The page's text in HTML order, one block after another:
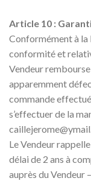
Article 10 :
Conformément à la
conformité et
Vendeur
apparemment
commande
s’effectuer de la
Le Vendeur
délai de 2 ans à
auprès du Vendeur